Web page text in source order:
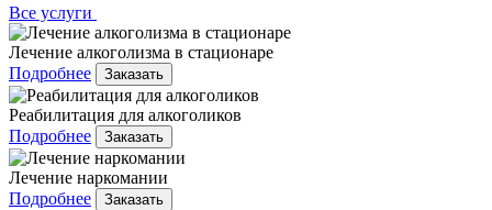
Все услуги
Лечение алкоголизма в стационаре
Подробнее
Заказать
Реабилитация для алкоголиков
Подробнее
Заказать
Лечение наркомании
Подробнее
Заказать